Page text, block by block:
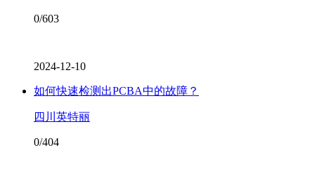
0/603
2024-12-10
如何快速检测出PCBA中的故障？
四川英特丽
0/404